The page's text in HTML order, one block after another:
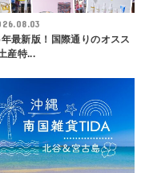
最新版！国際通りのオスス
産特...